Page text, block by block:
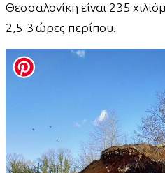
Θεσσαλονίκη είναι 235
2,5-3 ώρες περίπου.